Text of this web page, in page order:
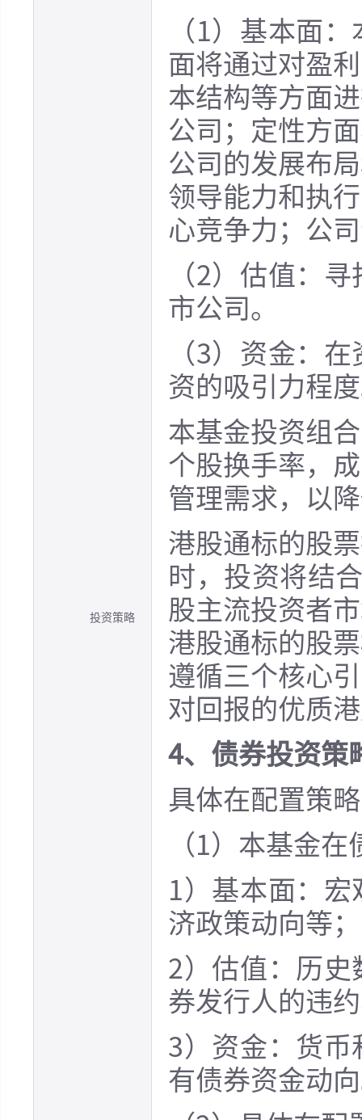
投资策略
（1）基本面
面将通过对盈
本结构等方面
公司；定性方
公司的发展布
领导能力和执
心竞争力；公
（2）估值：
市公司。
（3）资金：
资的吸引力程
本基金投资组
个股换手率，
管理需求，以
港股通标的股
时，投资将结
股主流投资者
港股通标的股
遵循三个核心
对回报的优质
4、债券投资策
具体在配置策
（1）本基金
1）基本面：
济政策动向等；
2）估值：历史
券发行人的违
3）资金：货币
有债券资金动